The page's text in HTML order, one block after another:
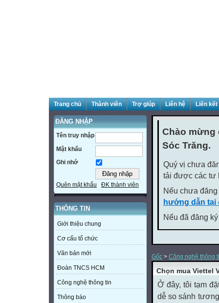
Trang chủ Thành viên Trợ giúp Liên hệ Liên
ĐĂNG NHẬP
Tên truy nhập
Mật khẩu
Ghi nhớ
Quên mật khẩu ĐK thành viên
THÔNG TIN
Giới thiệu chung
Cơ cấu tổ chức
Văn bản mới
Đoàn TNCS HCM
Công nghệ thông tin
Thông báo
Chào mừng
Sóc Trăng.
Quý vị chưa
tải được các tư
Nếu chưa
hướng dẫn tại
Nếu đã đăng
Gốc > Công nghệ thông
Chọn mua Viettel
Ở đây, tôi tạm
dễ so sánh